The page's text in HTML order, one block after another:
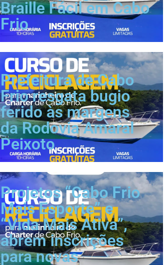
Braille Fácil em Cabo
Frio
Prefeitura de Cabo
Frio resgata bugio
ferido às margens
da Rodovia Amaral
Peixoto
Projetos “Cabo Frio
Mais Esporte” e
“Vida Mais Ativa”,
abrem inscrições
para novas